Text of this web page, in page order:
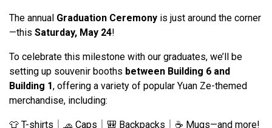
The annual Graduation Ceremony is just around the corner
—this Saturday, May 24!
To celebrate this milestone with our graduates, we’ll be
setting up souvenir booths between Building 6 and
Building 1, offering a variety of popular Yuan Ze-themed
merchandise, including:
👕 T-shirts｜🧢 Caps｜🎒 Backpacks｜☕ Mugs—and more!